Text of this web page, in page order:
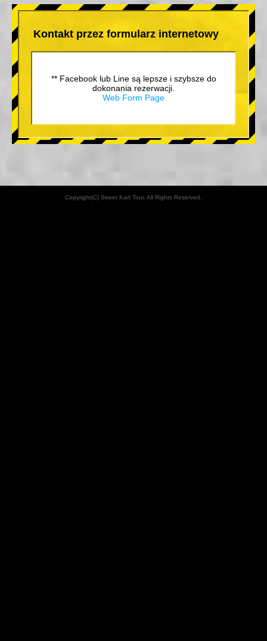
Kontakt przez formularz internetowy
** Facebook lub Line są lepsze i szybsze do
dokonania rezerwacji.
Web Form Page
Copyright(C) Street Kart Tour. All Rights Reserved.